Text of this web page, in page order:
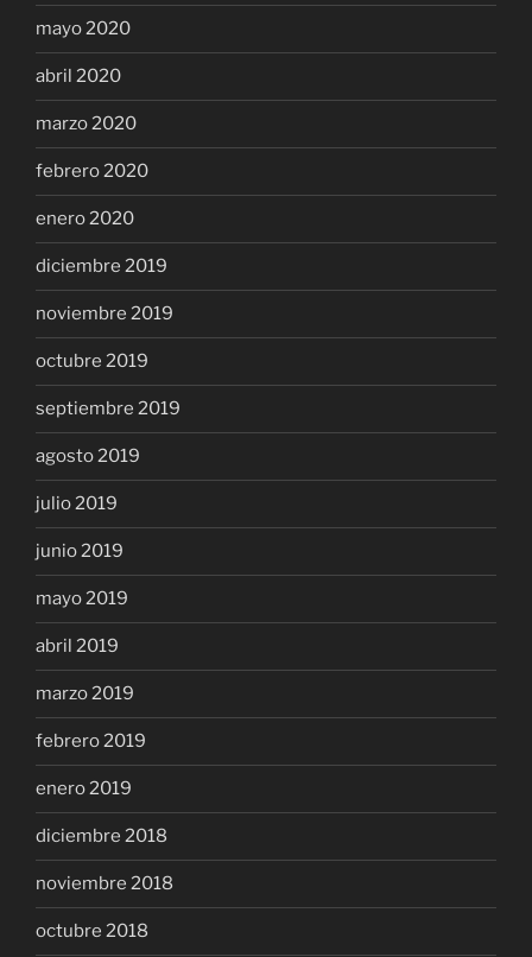
mayo 2020
abril 2020
marzo 2020
febrero 2020
enero 2020
diciembre 2019
noviembre 2019
octubre 2019
septiembre 2019
agosto 2019
julio 2019
junio 2019
mayo 2019
abril 2019
marzo 2019
febrero 2019
enero 2019
diciembre 2018
noviembre 2018
octubre 2018